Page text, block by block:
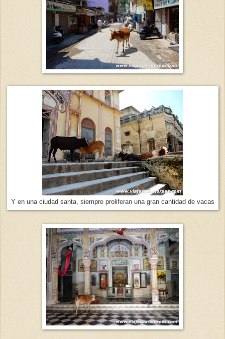
Y en una ciudad santa, siempre proliferan una gran cantidad de vacas